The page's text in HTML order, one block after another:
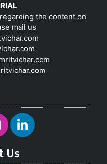
the content on
mail us
Us